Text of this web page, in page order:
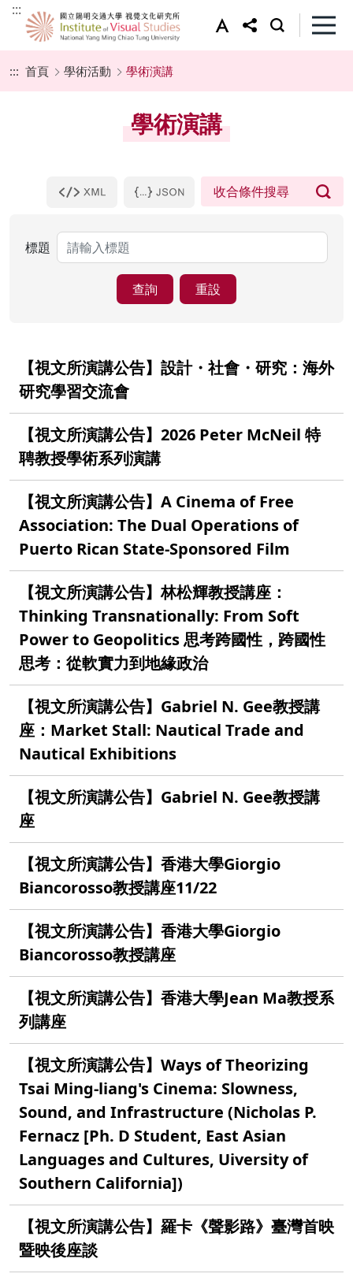
:::
::: 首頁 學術活動 學術演講
學術演講
標題
查詢 重設
【視文所演講公告】設計・社會・研究：海外
研究學習交流會
【視文所演講公告】2026 Peter McNeil 特
聘教授學術系列演講
【視文所演講公告】A Cinema of Free
Association: The Dual Operations of
Puerto Rican State-Sponsored Film
【視文所演講公告】林松輝教授講座：
Thinking Transnationally: From Soft
Power to Geopolitics 思考跨國性，跨國性
思考：從軟實力到地緣政治
【視文所演講公告】Gabriel N. Gee教授講
座：Market Stall: Nautical Trade and
Nautical Exhibitions
【視文所演講公告】Gabriel N. Gee教授講
座
【視文所演講公告】香港大學Giorgio
Biancorosso教授講座11/22
【視文所演講公告】香港大學Giorgio
Biancorosso教授講座
【視文所演講公告】香港大學Jean Ma教授系
列講座
【視文所演講公告】Ways of Theorizing
Tsai Ming-liang's Cinema: Slowness,
Sound, and Infrastructure (Nicholas P.
Fernacz [Ph. D Student, East Asian
Languages and Cultures, Uiversity of
Southern California])
【視文所演講公告】羅卡《聲影路》臺灣首映
暨映後座談